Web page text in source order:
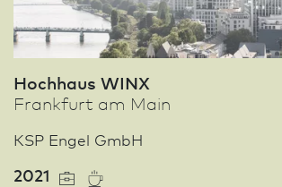
Hochhaus WINX
Frank­furt am Main
KSP Engel GmbH
2021